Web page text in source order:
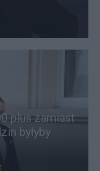
plus zamiast
byłyby